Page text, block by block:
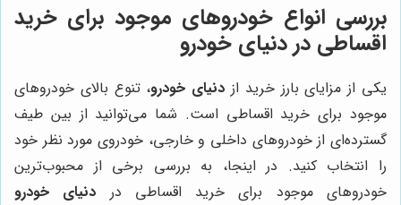
بررسی انواع خودروهای موجود برای خرید
اقساطی در دنیای خودرو
یکی از مزایای بارز خرید از دنیای خودرو، تنوع بالای خودروهای
موجود برای خرید اقساطی است. شما می‌توانید از بین طیف
گسترده‌ای از خودروهای داخلی و خارجی، خودروی مورد نظر خود
را انتخاب کنید. در اینجا، به بررسی برخی از محبوب‌ترین
خودروهای موجود برای خرید اقساطی در دنیای خودرو